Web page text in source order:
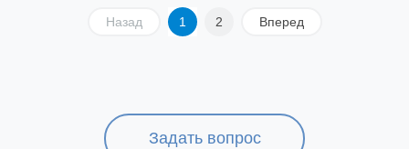
Назад 1 2 Вперед
Задать вопрос